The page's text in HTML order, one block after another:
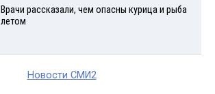
Врачи рассказали, чем опасны курица и рыба
летом
Новости СМИ2